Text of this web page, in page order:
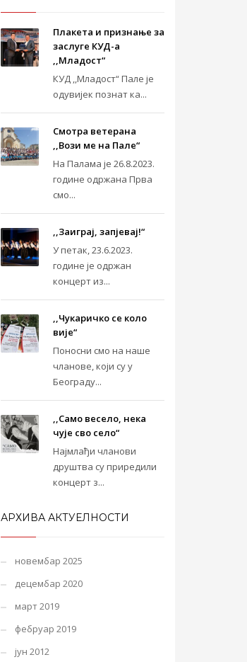
Плакета и признање за
заслуге КУД-а
,,Младост“
КУД ,,Младост“ Пале је
одувијек познат ка...
Смотра ветерана
,,Вози ме на Пале“
На Палама је 26.8.2023.
године одржана Прва
смо...
,,Заиграј, запјевај!“
У петак, 23.6.2023.
године је одржан
концерт из...
,,Чукаричко се коло
вије“
Поносни смо на наше
чланове, који су у
Београду...
,,Само весело, нека
чује сво село“
Најмлађи чланови
друштва су приредили
концерт з...
АРХИВА АКТУЕЛНОСТИ
новембар 2025
децембар 2020
март 2019
фебруар 2019
јун 2012